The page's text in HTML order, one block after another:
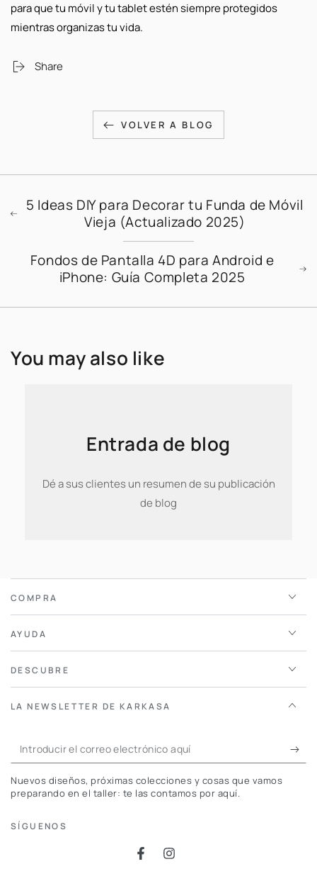
para que tu móvil y tu tablet estén siempre protegidos
mientras organizas tu vida.
Share
VOLVER A BLOG
5 Ideas DIY para Decorar tu Funda de Móvil
Vieja (Actualizado 2025)
Fondos de Pantalla 4D para Android e
iPhone: Guía Completa 2025
You may also like
Entrada de blog
Dé a sus clientes un resumen de su publicación
de blog
COMPRA
AYUDA
DESCUBRE
LA NEWSLETTER DE KARKASA
Introducir
el
correo
Nuevos diseños, próximas colecciones y cosas que vamos
preparando en el taller: te las contamos por aquí.
SÍGUENOS
FacebookInstagram